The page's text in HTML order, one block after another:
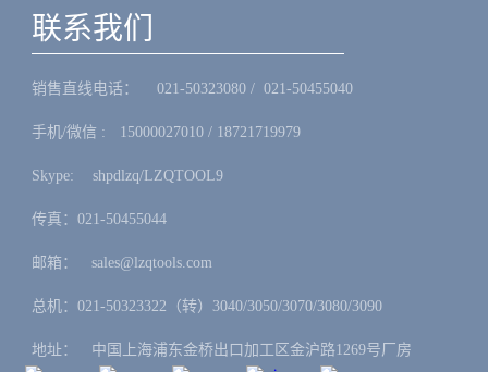
联系我们
销售直线电话：ㅤ 021-50323080 / 021-50455040
手机/微信 :ㅤ15000027010 / 18721719979
Skype: ㅤshpdlzq/LZQTOOL9
传真：021-50455044
邮箱：ㅤsales@lzqtools.com
总机：021-50323322（转）3040/3050/3070/3080/3090
地址：ㅤ中国上海浦东金桥出口加工区金沪路1269号厂房